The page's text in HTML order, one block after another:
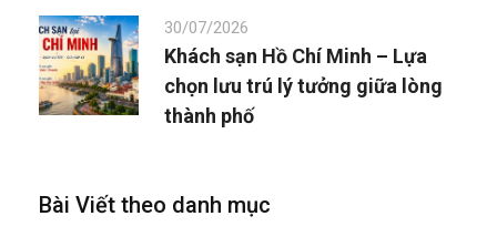
30/07/2026
Khách sạn Hồ Chí Minh – Lựa
chọn lưu trú lý tưởng giữa lòng
thành phố
Bài Viết theo danh mục